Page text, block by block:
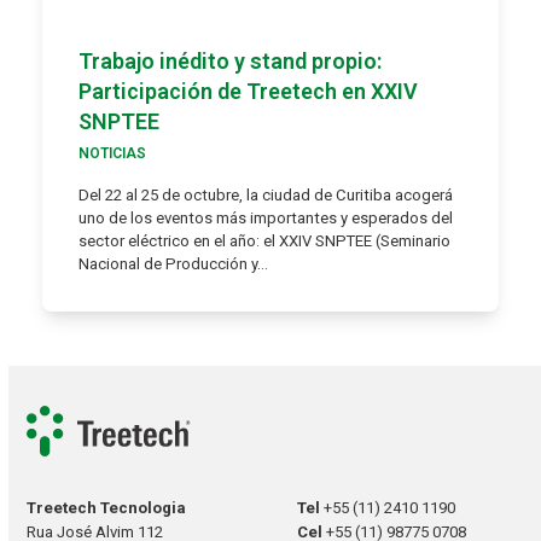
Trabajo inédito y stand propio:
Participación de Treetech en XXIV
SNPTEE
NOTICIAS
Del 22 al 25 de octubre, la ciudad de Curitiba acogerá
uno de los eventos más importantes y esperados del
sector eléctrico en el año: el XXIV SNPTEE (Seminario
Nacional de Producción y…
Treetech Tecnologia
Rua José Alvim 112
Tel+55 (11) 2410 1190
Cel+55 (11) 98775 0708